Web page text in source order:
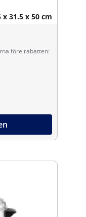
x 31.5 x 50 cm
före rabatten: